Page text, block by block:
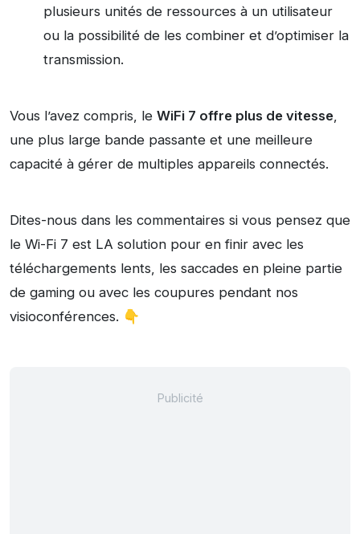
plusieurs unités de ressources à un utilisateur
ou la possibilité de les combiner et d’optimiser la
transmission.
Vous l’avez compris, le WiFi 7 offre plus de vitesse,
une plus large bande passante et une meilleure
capacité à gérer de multiples appareils connectés.
Dites-nous dans les commentaires si vous pensez que
le Wi-Fi 7 est LA solution pour en finir avec les
téléchargements lents, les saccades en pleine partie
de gaming ou avec les coupures pendant nos
visioconférences. 👇